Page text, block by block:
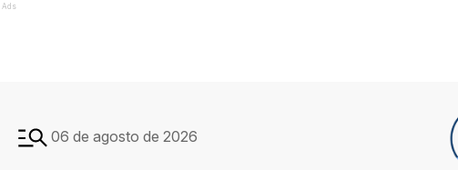
Ads
06 de agosto de 2026